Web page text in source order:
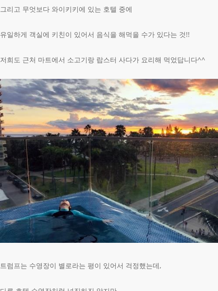
그리고 무엇보다 와이키키에 있는 호텔 중에
유일하게 객실에 키친이 있어서 음식을 해먹을 수가 있다는 것!!
저희도 근처 마트에서 소고기랑 랍스터 사다가 요리해 먹었답니다^^
트럼프는 수영장이 별로라는 평이 있어서 걱정했는데,